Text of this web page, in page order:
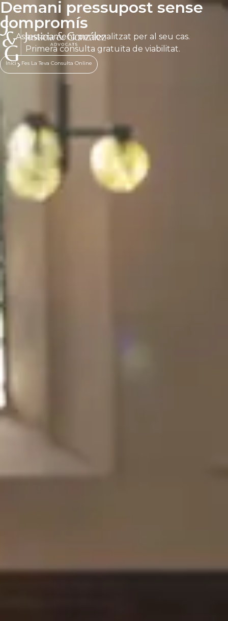
Demani pressupost sense
compromís
Assessorament personalitzat per al seu cas.
Primera consulta gratuïta de viabilitat.
Inici Fes La Teva Consulta Online